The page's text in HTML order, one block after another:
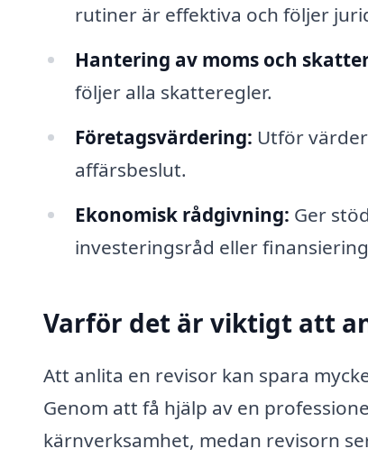
rutiner är effektiva och följer
Hantering av moms och
följer alla skatteregler.
Företagsvärdering: Utför
affärsbeslut.
Ekonomisk rådgivning: Ger
investeringsråd eller
Varför det är viktigt att
Att anlita en revisor kan spara
Genom att få hjälp av en
kärnverksamhet, medan revisorn